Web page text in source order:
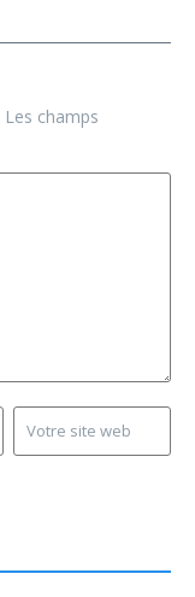
Les champs